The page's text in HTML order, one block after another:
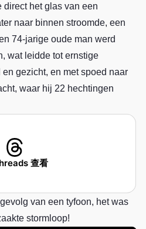
het glas van een
naar binnen stroomde, een
74-jarige oude man werd
wat leidde tot ernstige
gezicht, en met spoed naar
waar hij 22 hechtingen
查看
van een tyfoon, het was
stormloop!